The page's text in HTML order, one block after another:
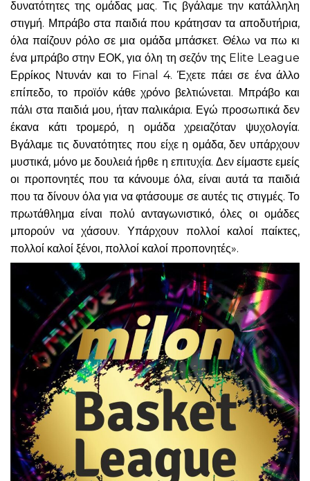
δυνατότητες της ομάδας μας. Τις βγάλαμε την κατάλληλη
στιγμή. Μπράβο στα παιδιά που κράτησαν τα αποδυτήρια,
όλα παίζουν ρόλο σε μια ομάδα μπάσκετ. Θέλω να πω κι
ένα μπράβο στην ΕΟΚ, για όλη τη σεζόν της Elite League
Ερρίκος Ντυνάν και το Final 4. Έχετε πάει σε ένα άλλο
επίπεδο, το προϊόν κάθε χρόνο βελτιώνεται. Μπράβο και
πάλι στα παιδιά μου, ήταν παλικάρια. Εγώ προσωπικά δεν
έκανα κάτι τρομερό, η ομάδα χρειαζόταν ψυχολογία.
Βγάλαμε τις δυνατότητες που είχε η ομάδα, δεν υπάρχουν
μυστικά, μόνο με δουλειά ήρθε η επιτυχία. Δεν είμαστε εμείς
οι προπονητές που τα κάνουμε όλα, είναι αυτά τα παιδιά
που τα δίνουν όλα για να φτάσουμε σε αυτές τις στιγμές. Το
πρωτάθλημα είναι πολύ ανταγωνιστικό, όλες οι ομάδες
μπορούν να χάσουν. Υπάρχουν πολλοί καλοί παίκτες,
πολλοί καλοί ξένοι, πολλοί καλοί προπονητές».